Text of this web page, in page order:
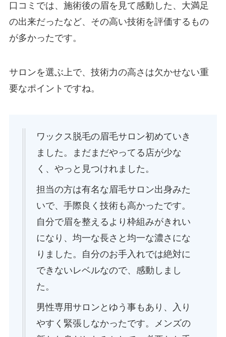
口コミでは、施術後の眉を見て感動した、大満足
の出来だったなど、その高い技術を評価するもの
が多かったです。
サロンを選ぶ上で、技術力の高さは欠かせない重
要なポイントですね。
ワックス脱毛の眉毛サロン初めていき
ました。まだまだやってる店が少な
く、やっと見つけれました。
担当の方は有名な眉毛サロン出身みた
いで、手際良く技術も高かったです。
自分で眉を整えるより枠組みがきれい
になり、均一な長さと均一な濃さにな
りました。自分のお手入れでは絶対に
できないレベルなので、感動しまし
た。
男性専用サロンとゆう事もあり、入り
やすく緊張しなかったです。メンズの